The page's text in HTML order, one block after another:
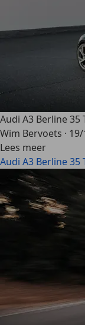
Audi A3 Berline 35
Wim Bervoets ·
Lees meer
Audi A3 Berline 35